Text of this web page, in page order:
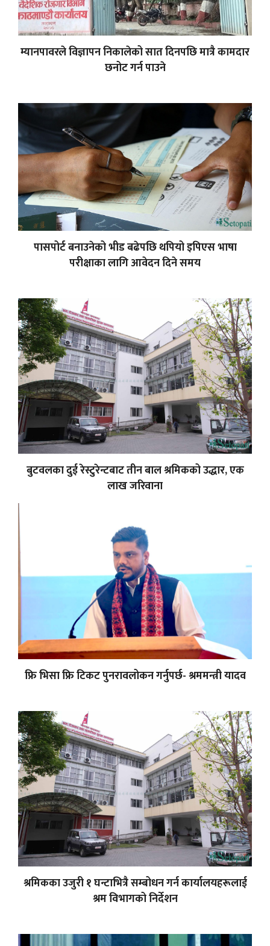
म्यानपावरले विज्ञापन निकालेको सात दिनपछि मात्रै कामदार
छनोट गर्न पाउने
पासपोर्ट बनाउनेको भीड बढेपछि थपियो इपिएस भाषा
परीक्षाका लागि आवेदन दिने समय
बुटवलका दुई रेस्टुरेन्टबाट तीन बाल श्रमिकको उद्धार, एक
लाख जरिवाना
फ्रि भिसा फ्रि टिकट पुनरावलोकन गर्नुपर्छ- श्रममन्त्री यादव
श्रमिकका उजुरी १ घन्टाभित्रै सम्बोधन गर्न कार्यालयहरूलाई
श्रम विभागको निर्देशन